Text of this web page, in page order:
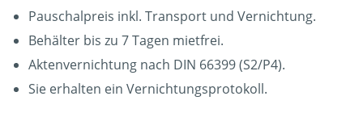
Pauschalpreis inkl. Transport und Vernichtung.
Behälter bis zu 7 Tagen mietfrei.
Aktenvernichtung nach DIN 66399 (S2/P4).
Sie erhalten ein Vernichtungsprotokoll.